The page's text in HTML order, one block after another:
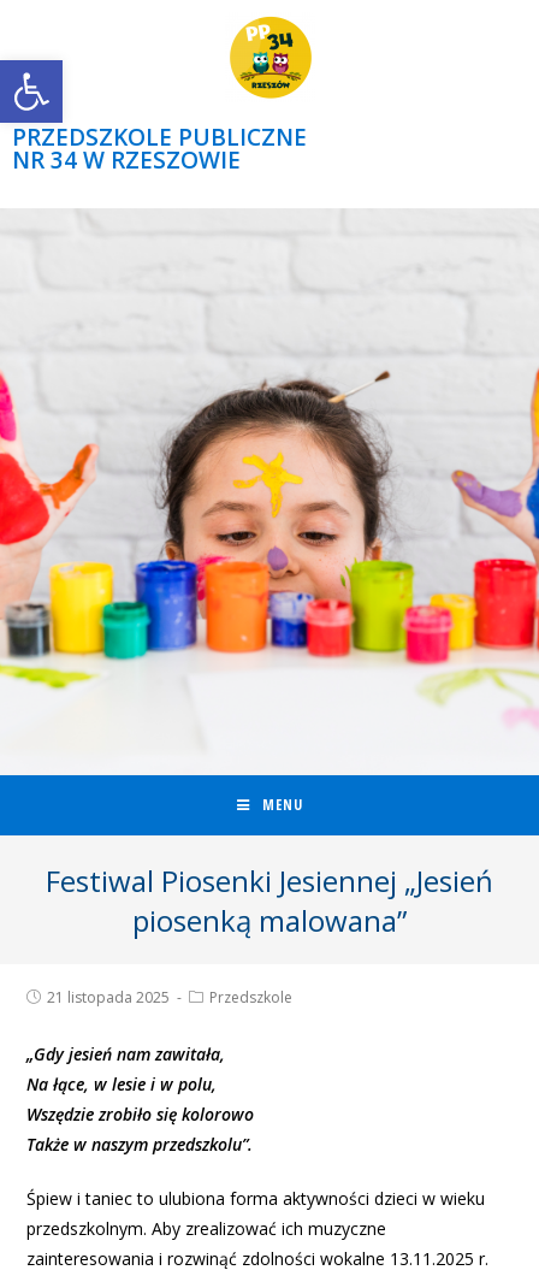
Open toolbar
PRZEDSZKOLE PUBLICZNE
NR 34 W RZESZOWIE
MENU
Festiwal Piosenki Jesiennej „Jesień
piosenką malowana”
21 listopada 2025 Przedszkole
„Gdy jesień nam zawitała,
Na łące, w lesie i w polu,
Wszędzie zrobiło się kolorowo
Także w naszym przedszkolu”.
Śpiew i taniec to ulubiona forma aktywności dzieci w wieku
przedszkolnym. Aby zrealizować ich muzyczne
zainteresowania i rozwinąć zdolności wokalne 13.11.2025 r.